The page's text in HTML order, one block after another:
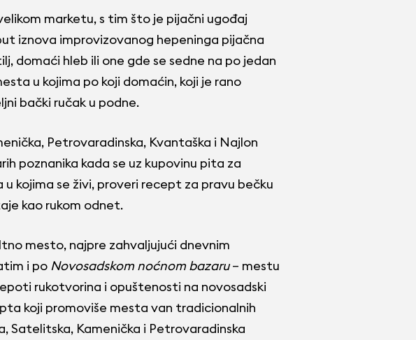
marketu, s tim što je pijačni ugođaj
iznova improvizovanog hepeninga pijačna
domaći hleb ili one gde se sedne na po jedan
u kojima po koji domaćin, koji je rano
bački ručak u podne.
Petrovaradinska, Kvantaška i Najlon
poznanika kada se uz kupovinu pita za
kojima se živi, proveri recept za pravu bečku
kao rukom odnet.
mesto, najpre zahvaljujući dnevnim
i po Novosadskom noćnom bazaru– mestu
rukotvorina i opuštenosti na novosadski
koji promoviše mesta van tradicionalnih
Satelitska, Kamenička i Petrovaradinska